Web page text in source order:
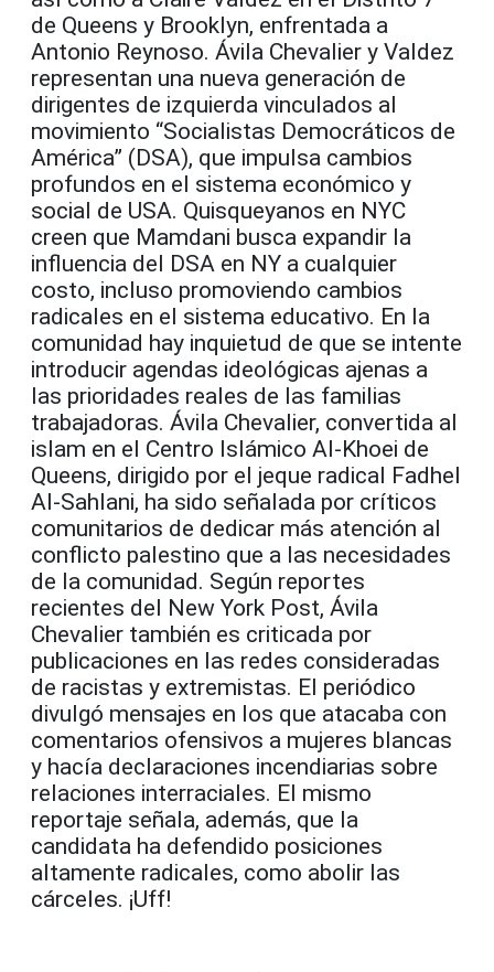
de Queens y Brooklyn, enfrentada a
Antonio Reynoso. Ávila Chevalier y Valdez
representan una nueva generación de
dirigentes de izquierda vinculados al
movimiento “Socialistas Democráticos de
América” (DSA), que impulsa cambios
profundos en el sistema económico y
social de USA. Quisqueyanos en NYC
creen que Mamdani busca expandir la
influencia del DSA en NY a cualquier
costo, incluso promoviendo cambios
radicales en el sistema educativo. En la
comunidad hay inquietud de que se intente
introducir agendas ideológicas ajenas a
las prioridades reales de las familias
trabajadoras. Ávila Chevalier, convertida al
islam en el Centro Islámico Al-Khoei de
Queens, dirigido por el jeque radical Fadhel
Al-Sahlani, ha sido señalada por críticos
comunitarios de dedicar más atención al
conflicto palestino que a las necesidades
de la comunidad. Según reportes
recientes del New York Post, Ávila
Chevalier también es criticada por
publicaciones en las redes consideradas
de racistas y extremistas. El periódico
divulgó mensajes en los que atacaba con
comentarios ofensivos a mujeres blancas
y hacía declaraciones incendiarias sobre
relaciones interraciales. El mismo
reportaje señala, además, que la
candidata ha defendido posiciones
altamente radicales, como abolir las
cárceles. ¡Uff!